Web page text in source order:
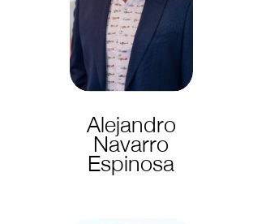
Alejandro
Navarro
Espinosa